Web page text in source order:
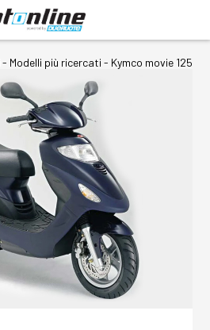
- Modelli più ricercati - Kymco movie 125